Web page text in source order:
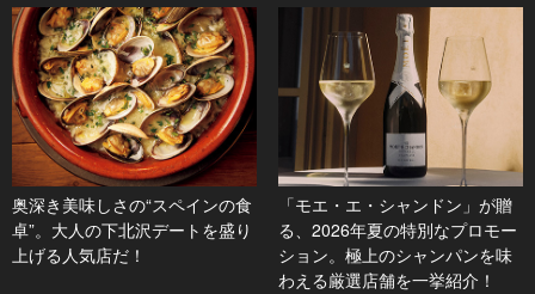
奥深き美味しさの“スペインの食
卓”。大人の下北沢デートを盛り
上げる人気店だ！
「モエ・エ・シャンドン」が贈
る、2026年夏の特別なプロモー
ション。極上のシャンパンを味
わえる厳選店舗を一挙紹介！